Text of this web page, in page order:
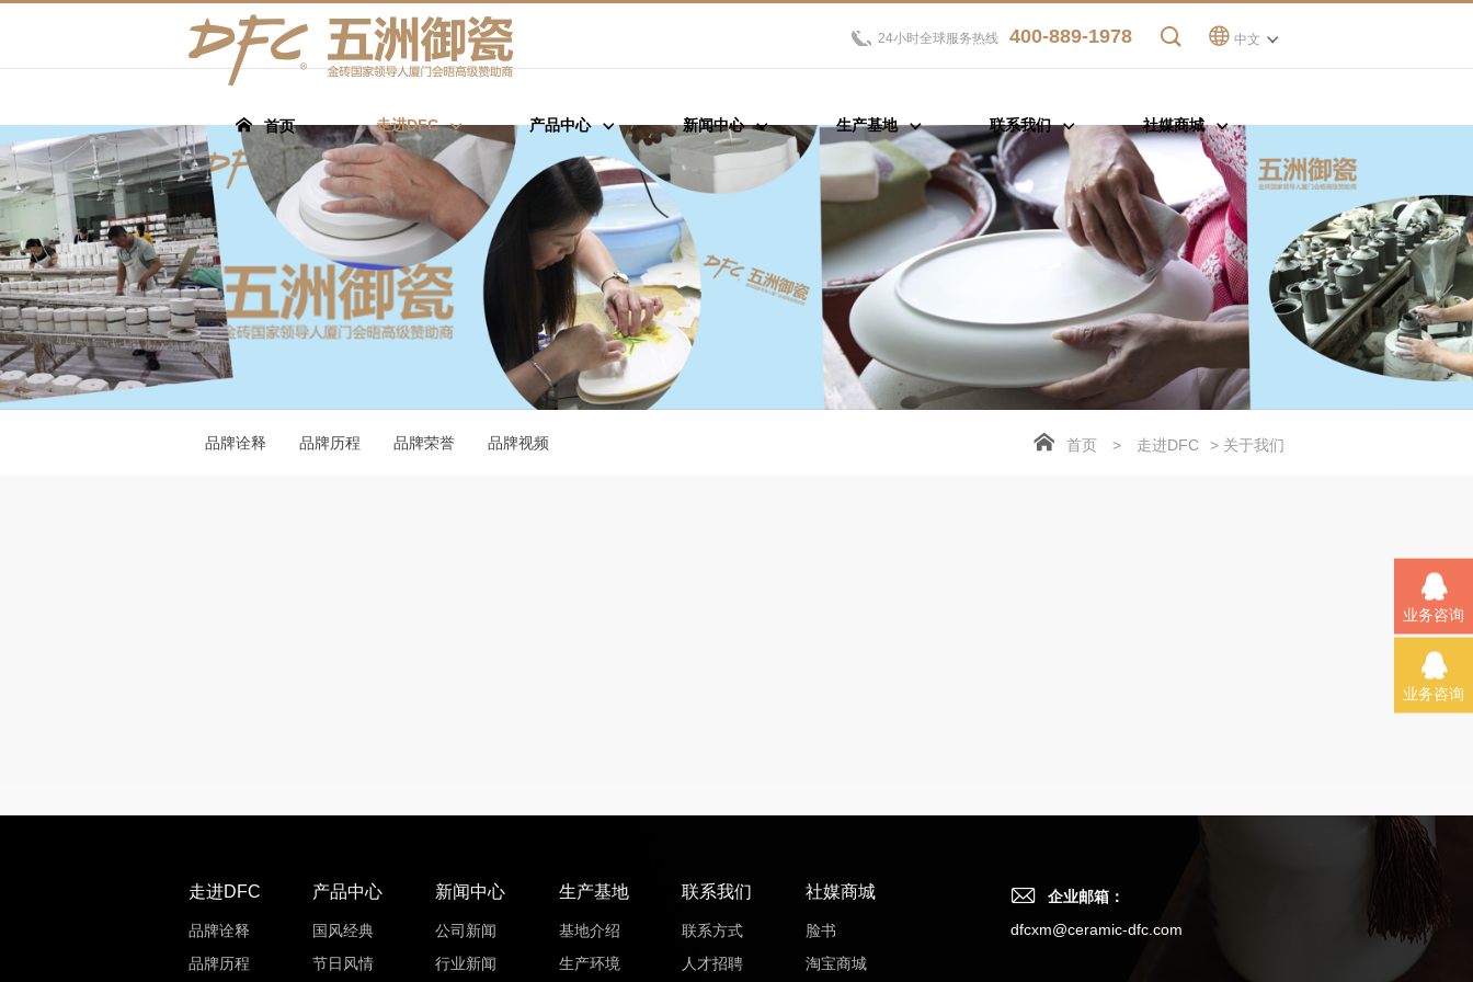
业务咨询
业务咨询
中文
24小时全球服务热线 400-889-1978
首页 走进DFC 产品中心 新闻中心 生产基地 联系我们 社媒商城
品牌诠释 品牌历程 品牌荣誉 品牌视频 首页 > 走进DFC > 关于我们
走进DFC
品牌诠释
品牌历程
产品中心
国风经典
节日风情
新闻中心
公司新闻
行业新闻
生产基地
基地介绍
生产环境
联系我们
联系方式
人才招聘
社媒商城
脸书
淘宝商城
企业邮箱：
dfcxm@ceramic-dfc.com